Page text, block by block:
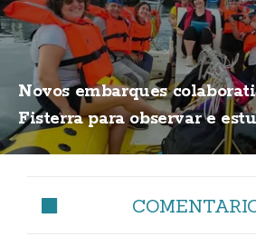
Novos embarques
Fisterra para observar e